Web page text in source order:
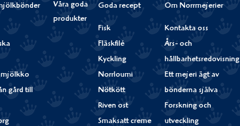
mjölkko
gård till
Våra goda
produkter
Goda recept
Fisk
Fläskfilé
Kyckling
Norrloumi
Nötkött
Riven ost
Smaksatt creme
Om Norrmejerier
Kontakta oss
Års- och
hållbarhetsredovisning
Ett mejeri ägt av
bönderna själva
Forskning och
utveckling